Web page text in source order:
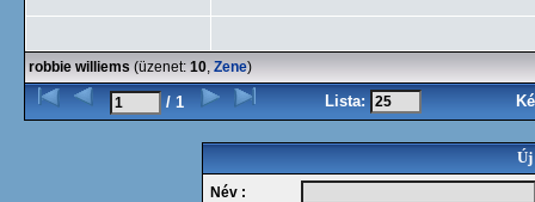
robbie williems (üzenet: 10, Zene)
/ 1 Lista:
Új
Név :